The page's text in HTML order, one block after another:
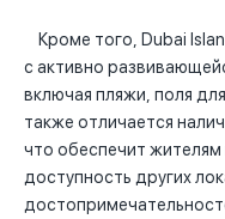
Кроме того, Dubai
с активно
включая пляжи, поля
также отличается
что обеспечит жителям
доступность других